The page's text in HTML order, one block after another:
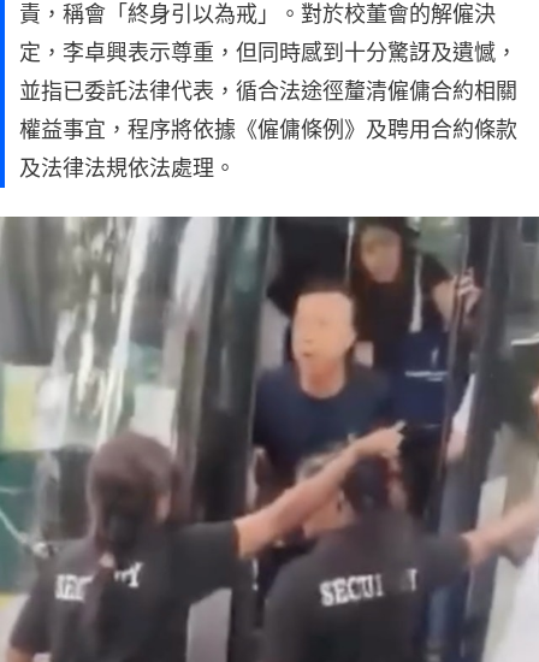
責，稱會「終身引以為戒」。對於校董會的解僱決
定，李卓興表示尊重，但同時感到十分驚訝及遺憾，
並指已委託法律代表，循合法途徑釐清僱傭合約相關
權益事宜，程序將依據《僱傭條例》及聘用合約條款
及法律法規依法處理。